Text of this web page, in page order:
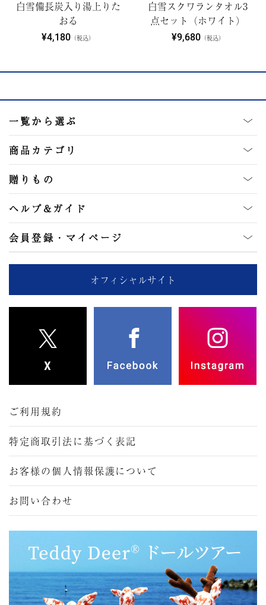
白雪備長炭入り湯上りた
おる
¥4,180 （税込）
白雪スクワランタオル3
点セット（ホワイト）
¥9,680（税込）
一覧から選ぶ
商品カテゴリ
贈りもの
ヘルプ&ガイド
会員登録・マイページ
オフィシャルサイト
ご利用規約
特定商取引法に基づく表記
お客様の個人情報保護について
お問い合わせ